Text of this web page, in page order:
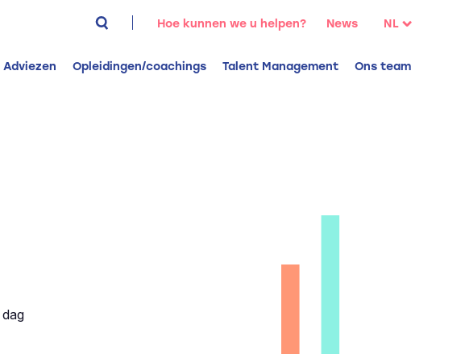
Zoeken
Hoe kunnen we u helpen? News
NL
EN
Adviezen Opleidingen/coachings Talent Management Ons team